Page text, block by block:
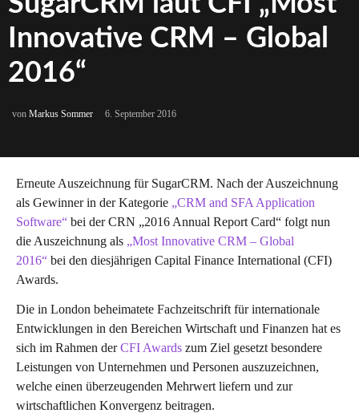
Innovative CRM – Global
2016“
von Markus Sommer 6. September 2016
Erneute Auszeichnung für SugarCRM. Nach der Auszeichnung
als Gewinner in der Kategorie „CRM and SFA Application
Software“ bei der CRN „2016 Annual Report Card“ folgt nun
die Auszeichnung als „Most Innovative CRM – Global
2016“ bei den diesjährigen Capital Finance International (CFI)
Awards.
Die in London beheimatete Fachzeitschrift für internationale
Entwicklungen in den Bereichen Wirtschaft und Finanzen hat es
sich im Rahmen derCFI Awards zum Ziel gesetzt besondere
Leistungen von Unternehmen und Personen auszuzeichnen,
welche einen überzeugenden Mehrwert liefern und zur
wirtschaftlichen Konvergenz beitragen.